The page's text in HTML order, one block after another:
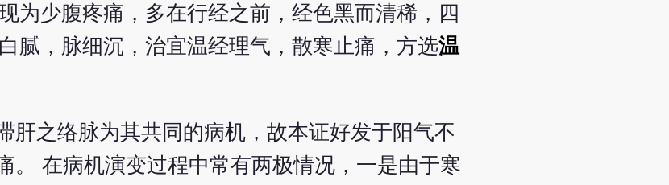
为少腹疼痛，多在行经之前，经色黑而清稀，四
腻，脉细沉，治宜温经理气，散寒止痛，方选温
肝之络脉为其共同的病机，故本证好发于阳气不
。 在病机演变过程中常有两极情况，一是由于寒